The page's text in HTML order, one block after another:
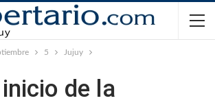
5 Jujuy
de la